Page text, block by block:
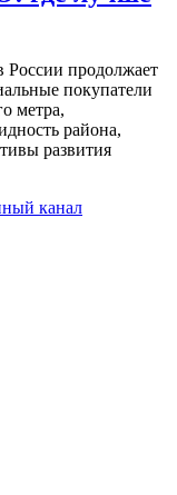
России продолжает
покупатели
метра,
района,
развития
канал